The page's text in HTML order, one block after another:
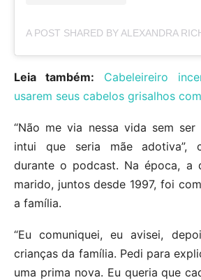
Leia também:
Cabeleireiro
usarem seus cabelos grisalhos
“Não me via nessa vida sem ser
intui que seria mãe adotiva”,
durante o podcast. Na época, a
marido, juntos desde 1997, foi
a família.
“Eu comuniquei, eu avisei,
crianças da família. Pedi para
uma prima nova. Eu queria que